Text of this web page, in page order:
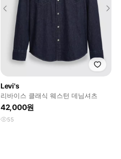
Levi's
리바이스 클래식 웨스턴 데님셔츠
42,000원
55